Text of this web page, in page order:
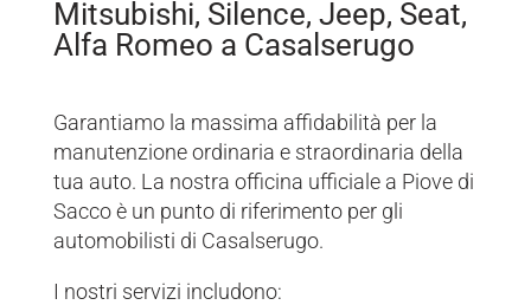
Mitsubishi, Silence, Jeep, Seat,
Alfa Romeo a Casalserugo
Garantiamo la massima affidabilità per la
manutenzione ordinaria e straordinaria della
tua auto. La nostra officina ufficiale a Piove di
Sacco è un punto di riferimento per gli
automobilisti di Casalserugo.
I nostri servizi includono: